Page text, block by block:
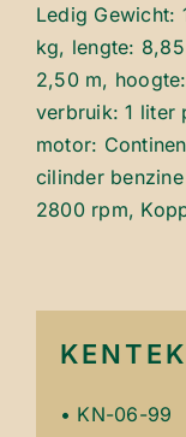
Ledig Gewicht:
kg, lengte:
2,50 m,
verbruik: 1 liter
motor:
cilinder
2800 rpm,
• KN-06-99